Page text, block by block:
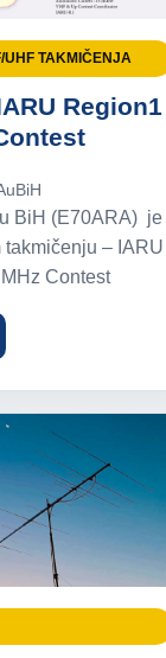
UHF TAKMIČENJA
Region1
BiH (E70ARA) je
takmičenju – IARU
Contest